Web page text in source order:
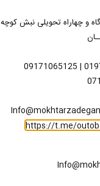
و چهاراه تحویلی نبش کوچه 13
https://t.me/